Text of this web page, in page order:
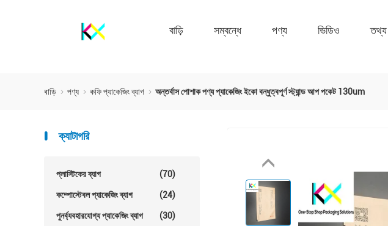
বাড়ি সম্বন্ধে পণ্য ভিডিও তথ্য
বাড়ি পণ্য কফি প্যাকেজিং ব্যাগ অন্তর্বাস পোশাক পণ্য প্যাকেজিং ইকো বন্ধুত্বপূর্ণ স্ট্যান্ড আপ পকেট 130um
ক্যাটাগরি
প্লাস্টিকের ব্যাগ (70)
কম্পোস্টেবল প্যাকেজিং ব্যাগ (24)
পুনর্ব্যবহারযোগ্য প্যাকেজিং ব্যাগ (30)